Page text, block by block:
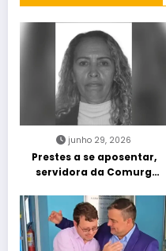
junho 29, 2026
Prestes a se aposentar,
servidora da Comurg
entra em protocolo de
morte encefálica